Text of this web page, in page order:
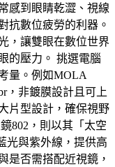
感到眼睛乾澀、視線
抗數位疲勞的利器。
，讓雙眼在數位世界
的壓力。 挑選電腦
量。例如MOLA
，非鍍膜設計且可上
片型設計，確保視野
802，則以其「太空
光與紫外線，提供高
是否需搭配近視鏡，